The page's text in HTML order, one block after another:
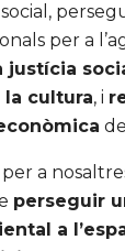
per a
justícia
cultura, i
a
perseguir
a